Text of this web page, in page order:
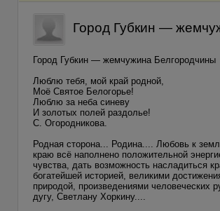
Город Губкин —
Город Губкин — жемчужина Белгородчины
Люблю тебя, мой край родной,
Моё Святое Белогорье!
Люблю за неба синеву
И золотых полей раздолье!
С. Огородникова.
Родная сторона... Родина.... Любовь к
краю всё наполнено положительной
чувства, дать возможность насладиться
богатейшей историей, великими
природой, произведениями
дугу, Светлану Хоркину....